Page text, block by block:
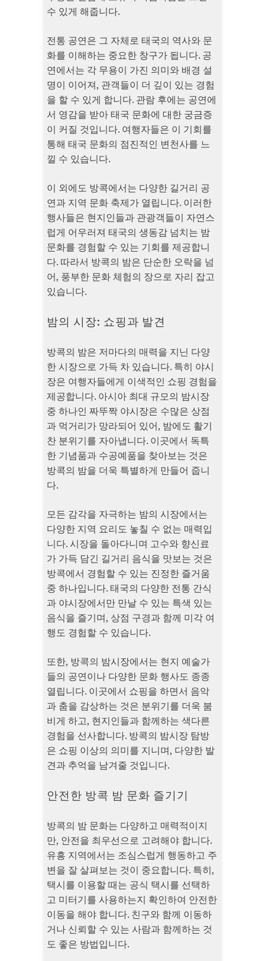
수 있게 해줍니다.
전통 공연은 그 자체로 태국의 역사와 문
화를 이해하는 중요한 창구가 됩니다. 공
연에서는 각 무용이 가진 의미와 배경 설
명이 이어져, 관객들이 더 깊이 있는 경험
을 할 수 있게 합니다. 관람 후에는 공연에
서 영감을 받아 태국 문화에 대한 궁금증
이 커질 것입니다. 여행자들은 이 기회를
통해 태국 문화의 점진적인 변천사를 느
낄 수 있습니다.
이 외에도 방콕에서는 다양한 길거리 공
연과 지역 문화 축제가 열립니다. 이러한
행사들은 현지인들과 관광객들이 자연스
럽게 어우러져 태국의 생동감 넘치는 밤
문화를 경험할 수 있는 기회를 제공합니
다. 따라서 방콕의 밤은 단순한 오락을 넘
어, 풍부한 문화 체험의 장으로 자리 잡고
있습니다.
밤의 시장: 쇼핑과 발견
방콕의 밤은 저마다의 매력을 지닌 다양
한 시장으로 가득 차 있습니다. 특히 야시
장은 여행자들에게 이색적인 쇼핑 경험을
제공합니다. 아시아 최대 규모의 밤시장
중 하나인 짜뚜짝 야시장은 수많은 상점
과 먹거리가 망라되어 있어, 밤에도 활기
찬 분위기를 자아냅니다. 이곳에서 독특
한 기념품과 수공예품을 찾아보는 것은
방콕의 밤을 더욱 특별하게 만들어 줍니
다.
모든 감각을 자극하는 밤의 시장에서는
다양한 지역 요리도 놓칠 수 없는 매력입
니다. 시장을 돌아다니며 고수와 향신료
가 가득 담긴 길거리 음식을 맛보는 것은
방콕에서 경험할 수 있는 진정한 즐거움
중 하나입니다. 태국의 다양한 전통 간식
과 야시장에서만 만날 수 있는 특색 있는
음식을 즐기며, 상점 구경과 함께 미각 여
행도 경험할 수 있습니다.
또한, 방콕의 밤시장에서는 현지 예술가
들의 공연이나 다양한 문화 행사도 종종
열립니다. 이곳에서 쇼핑을 하면서 음악
과 춤을 감상하는 것은 분위기를 더욱 붐
비게 하고, 현지인들과 함께하는 색다른
경험을 선사합니다. 방콕의 밤시장 탐방
은 쇼핑 이상의 의미를 지니며, 다양한 발
견과 추억을 남겨줄 것입니다.
안전한 방콕 밤 문화 즐기기
방콕의 밤 문화는 다양하고 매력적이지
만, 안전을 최우선으로 고려해야 합니다.
유흥 지역에서는 조심스럽게 행동하고 주
변을 잘 살펴보는 것이 중요합니다. 특히,
택시를 이용할 때는 공식 택시를 선택하
고 미터기를 사용하는지 확인하여 안전한
이동을 해야 합니다. 친구와 함께 이동하
거나 신뢰할 수 있는 사람과 함께하는 것
도 좋은 방법입니다.